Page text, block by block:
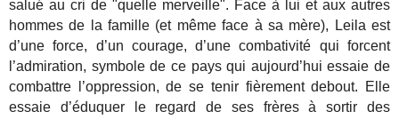
salué au cri de "quelle merveille". Face à lui et aux autres
hommes de la famille (et même face à sa mère), Leila est
d’une force, d’un courage, d’une combativité qui forcent
l’admiration, symbole de ce pays qui aujourd’hui essaie de
combattre l’oppression, de se tenir fièrement debout. Elle
essaie d’éduquer le regard de ses frères à sortir des